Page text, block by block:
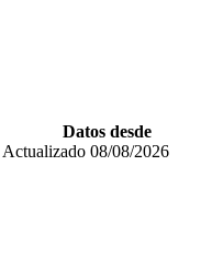
Datos desde
Actualizado 08/08/2026